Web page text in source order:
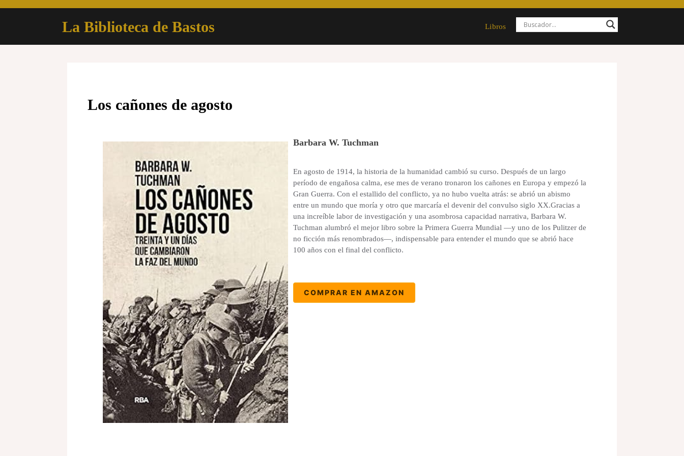
La Biblioteca de Bastos Libros
Los cañones de agosto
Barbara W. Tuchman
En agosto de 1914, la historia de la humanidad cambió su curso. Después de un largo
período de engañosa calma, ese mes de verano tronaron los cañones en Europa y empezó la
Gran Guerra. Con el estallido del conflicto, ya no hubo vuelta atrás: se abrió un abismo
entre un mundo que moría y otro que marcaría el devenir del convulso siglo XX.Gracias a
una increíble labor de investigación y una asombrosa capacidad narrativa, Barbara W.
Tuchman alumbró el mejor libro sobre la Primera Guerra Mundial ―y uno de los Pulitzer de
no ficción más renombrados―, indispensable para entender el mundo que se abrió hace
100 años con el final del conflicto.
COMPRAR EN AMAZON